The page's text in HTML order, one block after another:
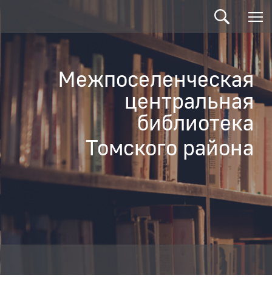
Межпоселенческая
центральная
библиотека
Томского района